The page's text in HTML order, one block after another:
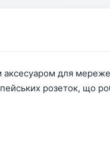
аксесуаром для
розеток, що